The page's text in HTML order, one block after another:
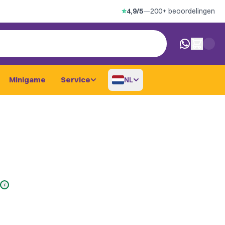
⭐4,9/5—200+ beoordelingen
0 artikelen
Minigame Service NL
i